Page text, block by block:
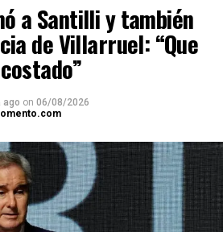
ADVERTISEMENT
a Santilli y también
de Villarruel: “Que
ago on 06/08/2026